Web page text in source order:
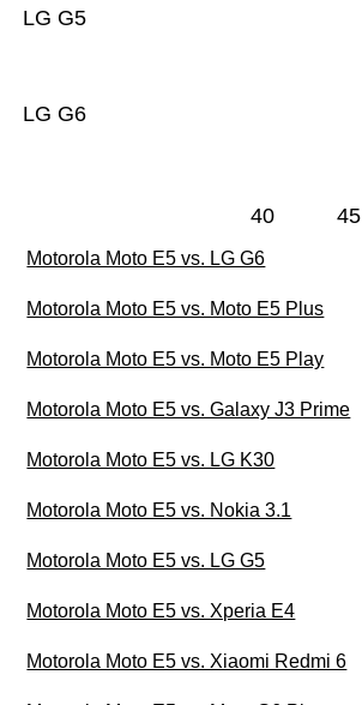
LG G6
LG G5
40 45
Motorola Moto E5 vs. LG G6
Motorola Moto E5 vs. Moto E5 Plus
Motorola Moto E5 vs. Moto E5 Play
Motorola Moto E5 vs. Galaxy J3 Prime
Motorola Moto E5 vs. LG K30
Motorola Moto E5 vs. Nokia 3.1
Motorola Moto E5 vs. LG G5
Motorola Moto E5 vs. Xperia E4
Motorola Moto E5 vs. Xiaomi Redmi 6